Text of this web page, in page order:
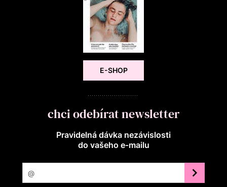
E-SHOP
chci odebírat newsletter
Pravidelná dávka nezávislosti
do vašeho e‑mailu